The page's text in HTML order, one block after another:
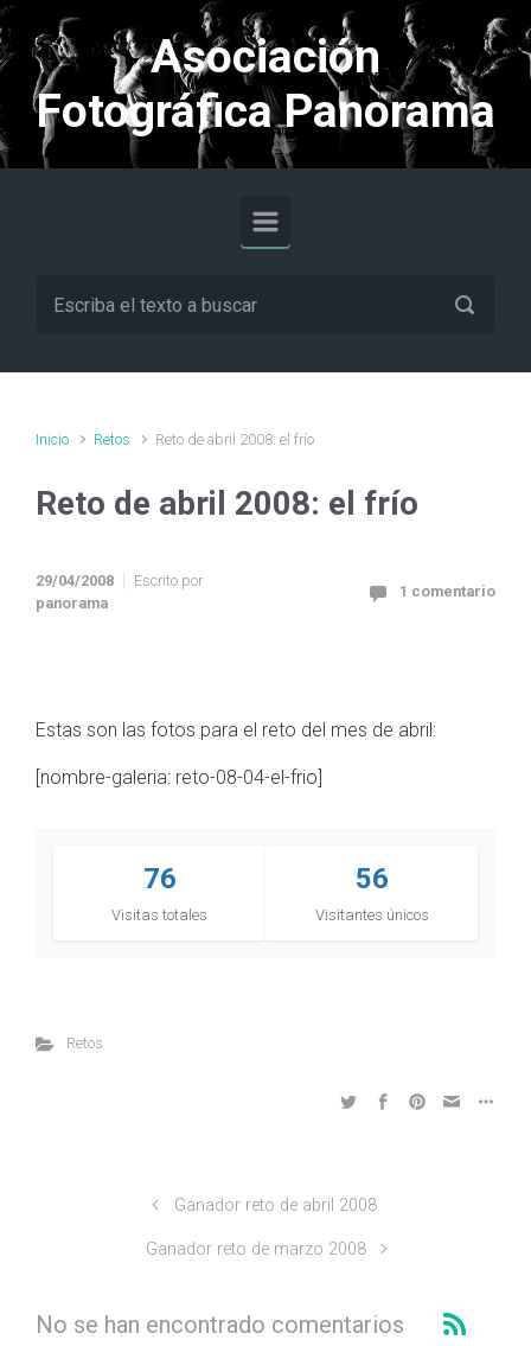
Saltar al contenido principal
Asociación
Fotográfica Panorama
Inicio Retos Reto de abril 2008: el frío
Reto de abril 2008: el frío
29/04/2008
Escrito por
panorama
1 comentario
Estas son las fotos para el reto del mes de abril:
[nombre-galeria: reto-08-04-el-frio]
76
Visitas totales
56
Visitantes únicos
Retos
Ganador reto de abril 2008
Ganador reto de marzo 2008
No se han encontrado comentarios